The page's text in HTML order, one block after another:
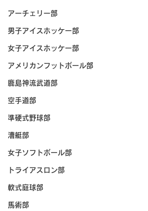
アーチェリー部
男子アイスホッケー部
女子アイスホッケー部
アメリカンフットボール部
鹿島神流武道部
空手道部
準硬式野球部
漕艇部
女子ソフトボール部
トライアスロン部
軟式庭球部
馬術部